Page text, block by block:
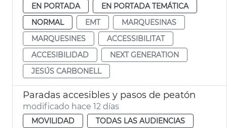
EN PORTADA
EN PORTADA TEMÁTICA
NORMAL
EMT
MARQUESINAS
MARQUESINES
ACCESSIBILITAT
ACCESIBILIDAD
NEXT GENERATION
JESÚS CARBONELL
Paradas accesibles y pasos de peatón
modificado hace 12 días
MOVILIDAD TODAS LAS AUDIENCIAS